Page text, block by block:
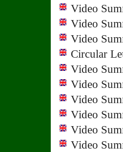
Video
Video
Video
Circular
Video
Video
Video
Video
Video
Video